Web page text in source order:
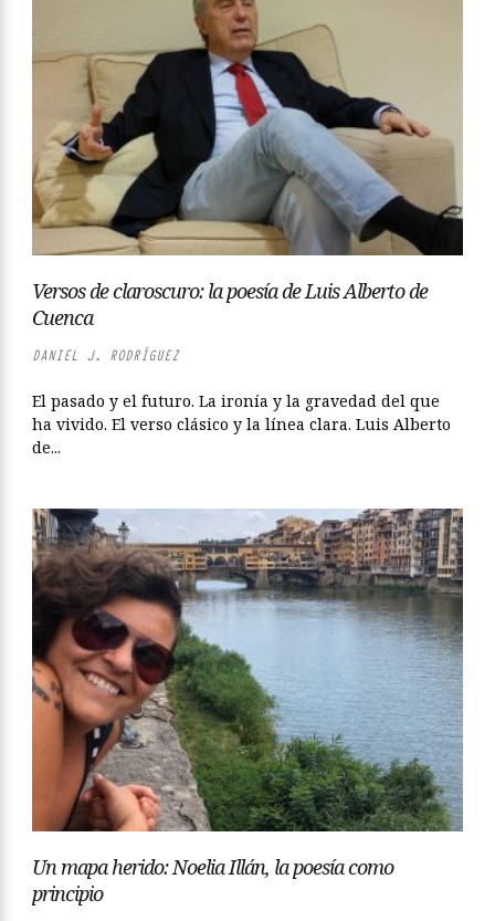
Versos de claroscuro: la poesía de Luis Alberto de
Cuenca
DANIEL J. RODRÍGUEZ
El pasado y el futuro. La ironía y la gravedad del que
ha vivido. El verso clásico y la línea clara. Luis Alberto
de...
Un mapa herido: Noelia Illán, la poesía como
principio